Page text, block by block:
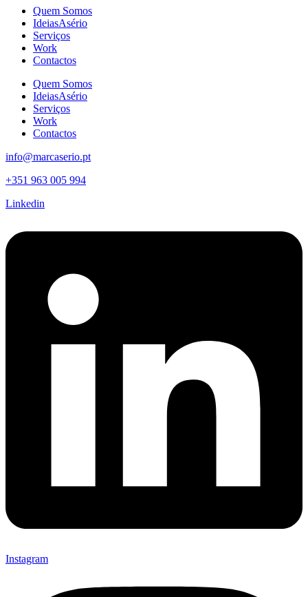
Quem Somos
IdeiasAsério
Serviços
Work
Contactos
Quem Somos
IdeiasAsério
Serviços
Work
Contactos
info@marcaserio.pt
+351 963 005 994
Linkedin
Instagram